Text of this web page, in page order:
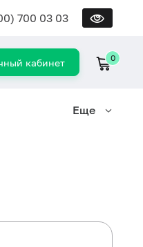
700 03 03
кабинет 0
Еще